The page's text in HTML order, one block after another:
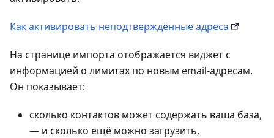
Как активировать неподтверждённые адреса
На странице импорта отображается виджет с
информацией о лимитах по новым email-адресам.
Он показывает:
сколько контактов может содержать ваша база,
— и сколько ещё можно загрузить,